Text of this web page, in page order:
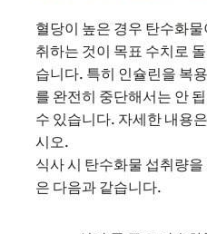
혈당이 높은 경우 탄수화
취하는 것이 목표 수치로
습니다. 특히 인슐린을 복
를 완전히 중단해서는 안
수 있습니다. 자세한 내용
시오.
식사 시 탄수화물 섭취량
은 다음과 같습니다.